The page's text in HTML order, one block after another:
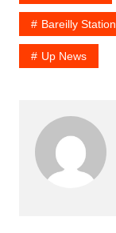
Bareilly Station
Up News